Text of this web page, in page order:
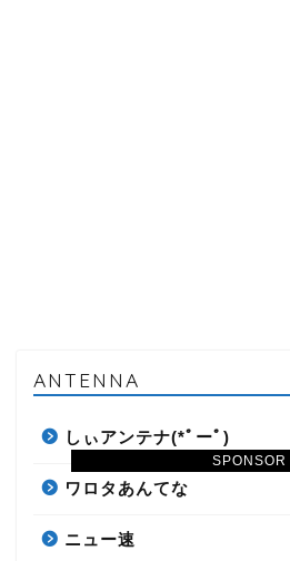
SPONSOR
ANTENNA
しぃアンテナ(*ﾟーﾟ)
ワロタあんてな
ニュー速